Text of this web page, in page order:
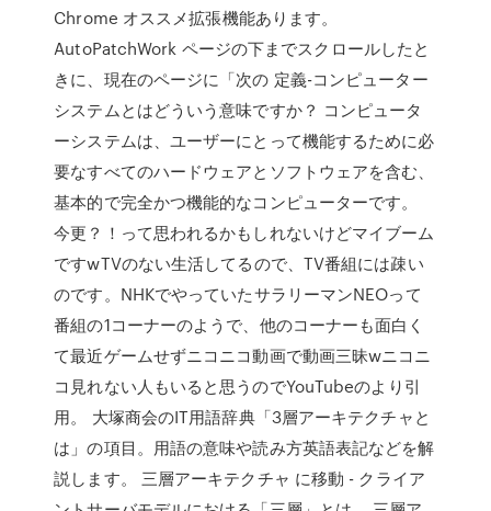
Chrome オススメ拡張機能あります。
AutoPatchWork ページの下までスクロールしたと
きに、現在のページに「次の 定義-コンピューター
システムとはどういう意味ですか？ コンピュータ
ーシステムは、ユーザーにとって機能するために必
要なすべてのハードウェアとソフトウェアを含む、
基本的で完全かつ機能的なコンピューターです。
今更？！って思われるかもしれないけどマイブーム
ですwTVのない生活してるので、TV番組には疎い
のです。NHKでやっていたサラリーマンNEOって
番組の1コーナーのようで、他のコーナーも面白く
て最近ゲームせずニコニコ動画で動画三昧wニコニ
コ見れない人もいると思うのでYouTubeのより引
用。 大塚商会のIT用語辞典「3層アーキテクチャと
は」の項目。用語の意味や読み方英語表記などを解
説します。 三層アーキテクチャ に移動 - クライア